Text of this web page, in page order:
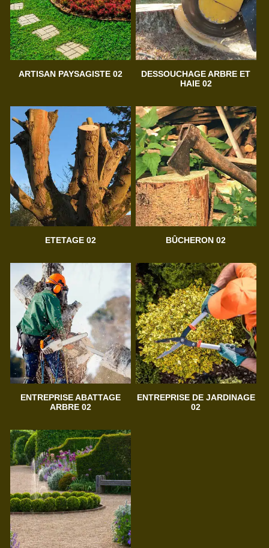
ARTISAN PAYSAGISTE 02
DESSOUCHAGE ARBRE ET
HAIE 02
ETETAGE 02 BÛCHERON 02
ENTREPRISE ABATTAGE
ARBRE 02
ENTREPRISE DE JARDINAGE
02